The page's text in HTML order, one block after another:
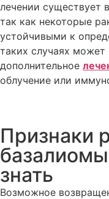
лечении существует
так как некоторые
устойчивыми к
таких случаях может
дополнительное
облучение или
Признаки
знать
Возможное